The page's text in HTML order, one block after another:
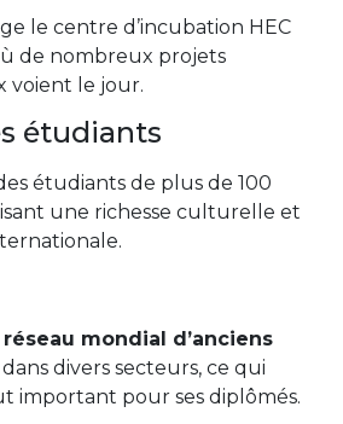
le centre d’incubation HEC
de nombreux projets
voient le jour.
étudiants
étudiants de plus de 100
une richesse culturelle et
réseau mondial d’anciens
dans divers secteurs, ce qui
important pour ses diplômés.